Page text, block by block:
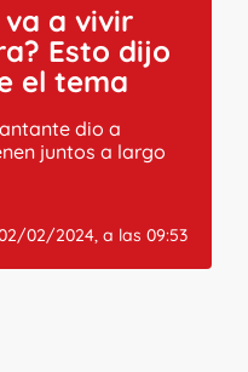
va a vivir
Esto dijo
el tema
dio a
juntos a largo
02/2024, a las 09:53